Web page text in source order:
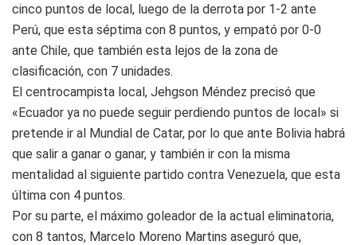
cinco puntos de local, luego de la derrota por 1-2 ante
Perú, que esta séptima con 8 puntos, y empató por 0-0
ante Chile, que también esta lejos de la zona de
clasificación, con 7 unidades.
El centrocampista local, Jehgson Méndez precisó que
«Ecuador ya no puede seguir perdiendo puntos de local» si
pretende ir al Mundial de Catar, por lo que ante Bolivia habrá
que salir a ganar o ganar, y también ir con la misma
mentalidad al siguiente partido contra Venezuela, que esta
última con 4 puntos.
Por su parte, el máximo goleador de la actual eliminatoria,
con 8 tantos, Marcelo Moreno Martins aseguró que,